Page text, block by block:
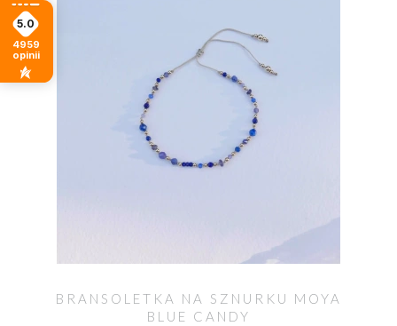
BRANSOLETKA NA SZNURKU MOYA
BLUE CANDY
5.0
4959
opinii